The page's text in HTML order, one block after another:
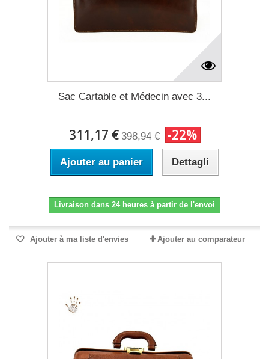
Sac Cartable et Médecin avec 3...
311,17 € 398,94 € -22%
Ajouter au panier Dettagli
Livraison dans 24 heures à partir de l'envoi
Ajouter à ma liste d'envies Ajouter au comparateur